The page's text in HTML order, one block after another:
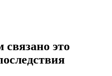
связано это